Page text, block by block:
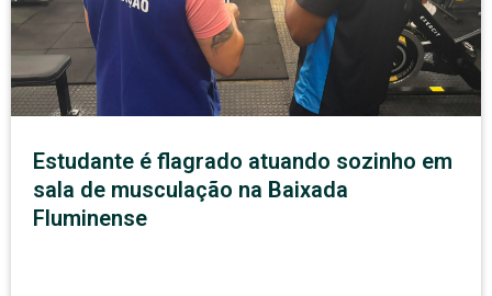
Estudante é flagrado atuando sozinho em
sala de musculação na Baixada
Fluminense